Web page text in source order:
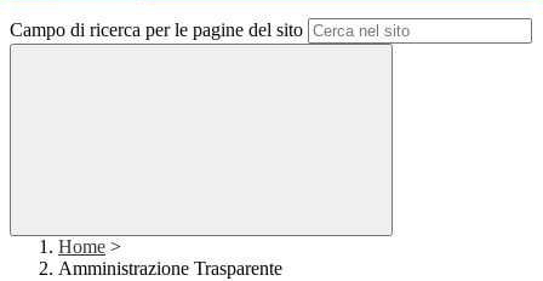
Campo di ricerca per le pagine del sito
Home >
Amministrazione Trasparente